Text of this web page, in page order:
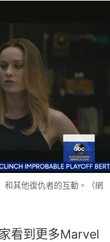
其他復仇者的互動。（網
看到更多Marvel